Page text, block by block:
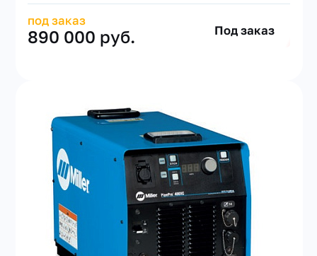
под заказ
890 000 руб. Под заказ